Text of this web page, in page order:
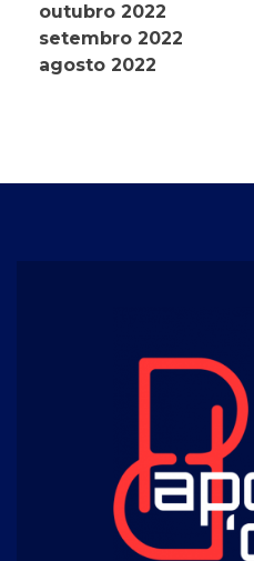
outubro 2022
setembro 2022
agosto 2022